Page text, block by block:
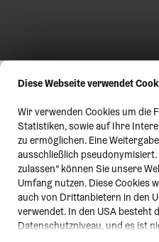
Diese Webseite verwendet
Wir verwenden Cookies um die
Statistiken, sowie auf Ihre
zu ermöglichen. Eine
ausschließlich pseudonymisiert.
zulassen“ können Sie unsere
Umfang nutzen. Diese Cookies
auch von Drittanbietern in den
verwendet. In den USA besteht
Datenschutzniveau, und es ist